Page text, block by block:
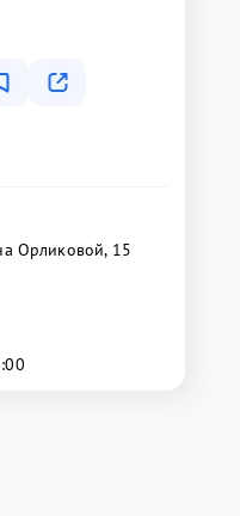
Орликовой, 15